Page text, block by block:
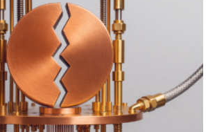
Das hatte man jahrzehntelang
war nach den passenden
gesucht worden, 2024 gelang
TU Wien mit Unterstützung
der entscheidende Durchbruch:
Thorium-Kernübergang wurde
konnte man zeigen, dass sich
nutzen lässt, um hochpräzise…